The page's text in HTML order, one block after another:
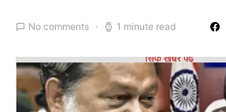
No comments 1 minute read